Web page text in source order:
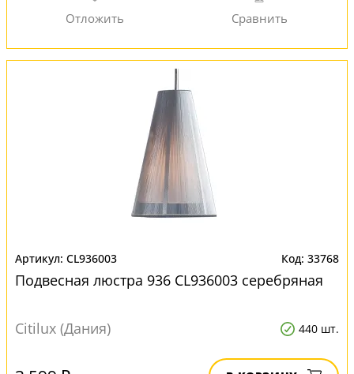
CL936003 33768
Подвесная люстра 936 CL936003 серебряная
Citilux (Дания) 440 шт.